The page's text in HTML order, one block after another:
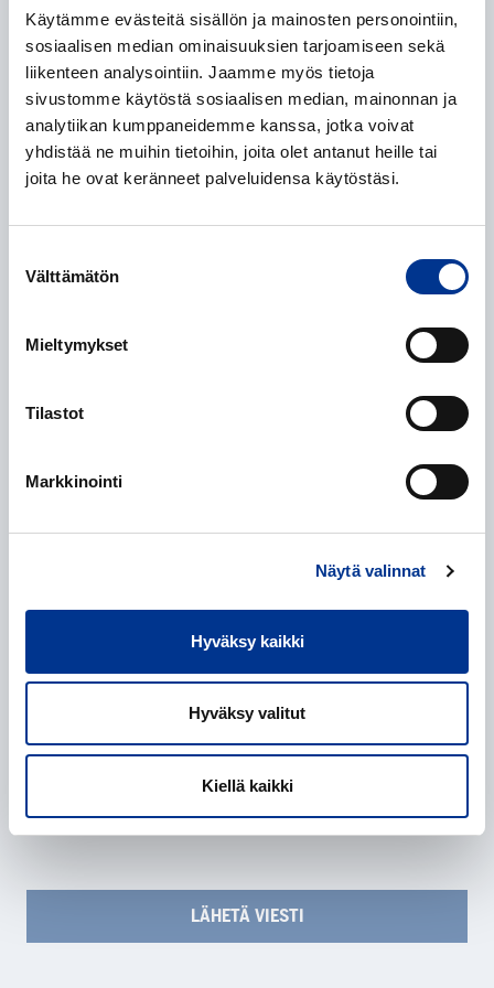
Käytämme evästeitä sisällön ja mainosten personointiin,
sosiaalisen median ominaisuuksien tarjoamiseen sekä
liikenteen analysointiin. Jaamme myös tietoja
sivustomme käytöstä sosiaalisen median, mainonnan ja
analytiikan kumppaneidemme kanssa, jotka voivat
yhdistää ne muihin tietoihin, joita olet antanut heille tai
joita he ovat keränneet palveluidensa käytöstäsi.
valinta
Välttämätön
Mieltymykset
Tilastot
Markkinointi
Näytä valinnat
Hyväksy kaikki
Hyväksy valitut
Kiellä kaikki
Henkilötietojen käsittely *
Annan suostumuksen henkilötietojeni käsittelyyn